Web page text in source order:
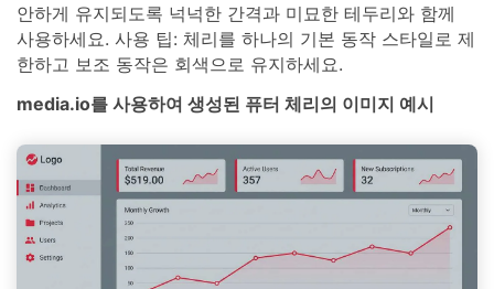
안하게 유지되도록 넉넉한 간격과 미묘한 테두리와 함께
사용하세요. 사용 팁: 체리를 하나의 기본 동작 스타일로 제
한하고 보조 동작은 회색으로 유지하세요.
media.io를 사용하여 생성된 퓨터 체리의 이미지 예시